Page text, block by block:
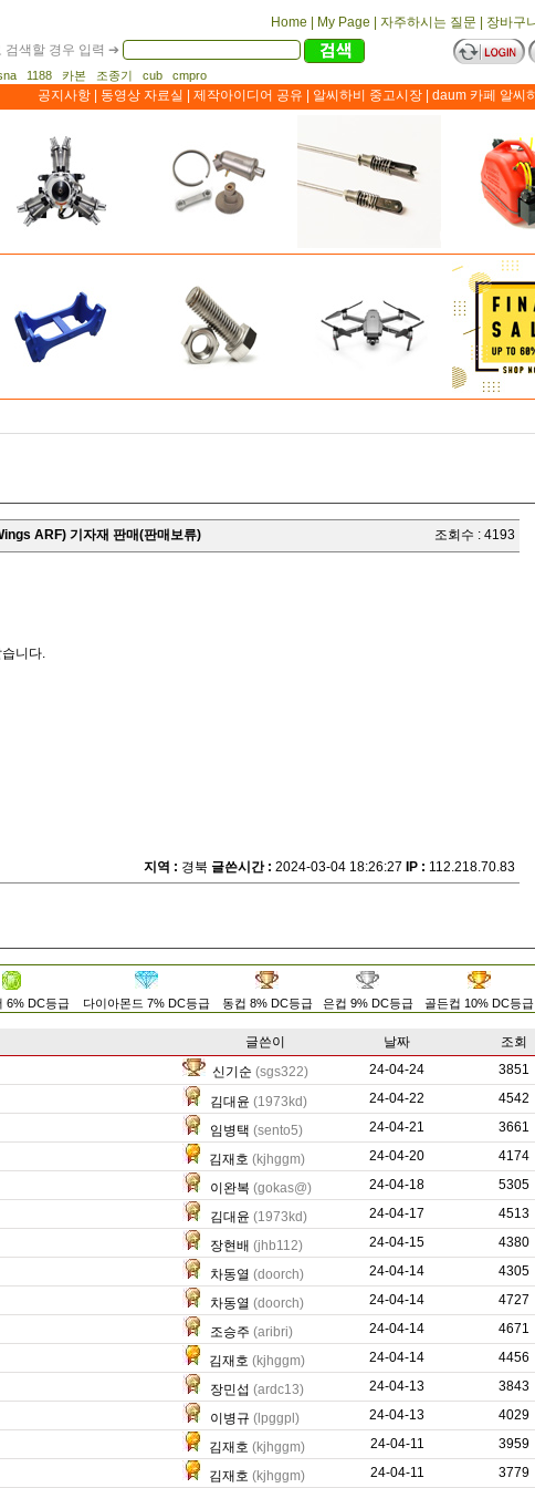
Home My Page 자주하시는 질문
장바구
검색할 경우 입력 ➔
1188 카본 조종기 cub cmpro
공지사항 동영상 자료실 제작아이디어 공유 알씨하비 중고시장 daum 카페 알씨
ARF) 기자재 판매(판매보류) 조회수 : 4193
니다.
지역 : 경북 글쓴시간 : 2024-03-04 18:26:27 IP : 112.218.70.83
6% DC등급 다이아몬드 7% DC등급 동컵 8% DC등급 은컵 9% DC등급 골든컵 10% DC등급
글쓴이 날짜
조회
신기순 (sgs322) 24-04-24
3851
김대윤 (1973kd) 24-04-22
4542
임병택 (sento5) 24-04-21
3661
김재호 (kjhggm) 24-04-20
4174
이완복 (gokas@) 24-04-18
5305
김대윤 (1973kd) 24-04-17
4513
장현배 (jhb112) 24-04-15
4380
차동열 (doorch) 24-04-14
4305
차동열 (doorch) 24-04-14
4727
조승주 (aribri) 24-04-14
4671
김재호 (kjhggm) 24-04-14
4456
장민섭 (ardc13) 24-04-13
3843
이병규 (lpggpl) 24-04-13
4029
김재호 (kjhggm) 24-04-11
3959
김재호 (kjhggm) 24-04-11 3779